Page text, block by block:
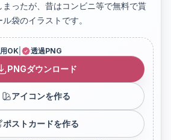
ったが、昔はコンビニ等で無料で貰
袋のイラストです。
OK 透過PNG
PNGダウンロード
アイコンを作る
ポストカードを作る